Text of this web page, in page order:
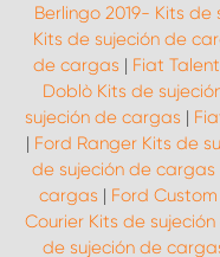
Berlingo 2019- Kits
Kits de sujeción de
de cargas | Fiat
Doblò Kits de
sujeción de cargas |
| Ford Ranger Kits de
de sujeción de cargas
cargas | Ford
Courier Kits de
de sujeción de